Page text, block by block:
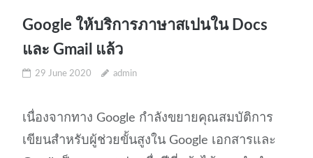
Google ให้บริการภาษาสเปนใน Docs
และ Gmail แล้ว
29 June 2020 admin
เนื่องจากทาง Google กำลังขยายคุณสมบัติการ
เขียนสำหรับผู้ช่วยขั้นสูงใน Google เอกสารและ